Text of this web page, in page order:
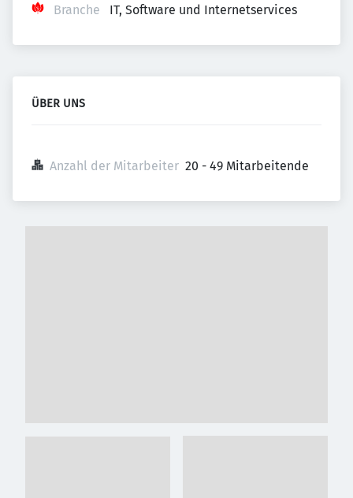
Branche
IT, Software und Internetservices
ÜBER UNS
Anzahl der Mitarbeiter 20 - 49 Mitarbeitende